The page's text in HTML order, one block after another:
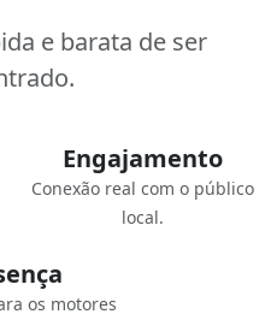
e barata de ser
Engajamento
Conexão real com o público
local.
os motores